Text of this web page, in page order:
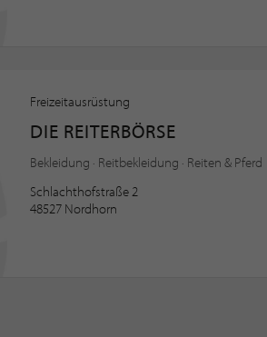
Freizeitausrüstung
DIE REITERBÖRSE
Bekleidung · Reitbekleidung · Reiten & Pferd
Schlachthofstraße 2
48527 Nordhorn